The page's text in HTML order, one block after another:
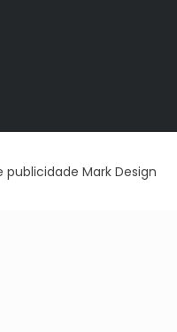
publicidade Mark Design